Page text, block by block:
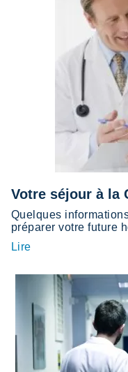
Votre séjour à la
Quelques
préparer votre future
Lire